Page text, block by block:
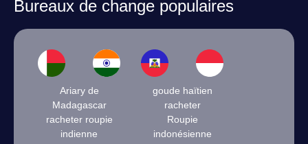
Bureaux de change populaires
Ariary de
Madagascar
racheter roupie
indienne
goude haïtien
racheter
Roupie
indonésienne